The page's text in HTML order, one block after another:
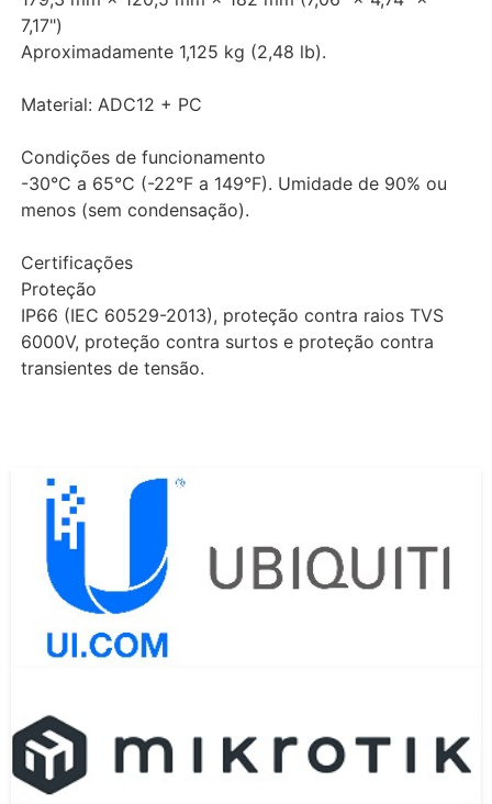
7,17")
Aproximadamente 1,125 kg (2,48 lb).
Material: ADC12 + PC
Condições de funcionamento
-30°C a 65°C (-22°F a 149°F). Umidade de 90% ou
menos (sem condensação).
Certificações
Proteção
IP66 (IEC 60529-2013), proteção contra raios TVS
6000V, proteção contra surtos e proteção contra
transientes de tensão.